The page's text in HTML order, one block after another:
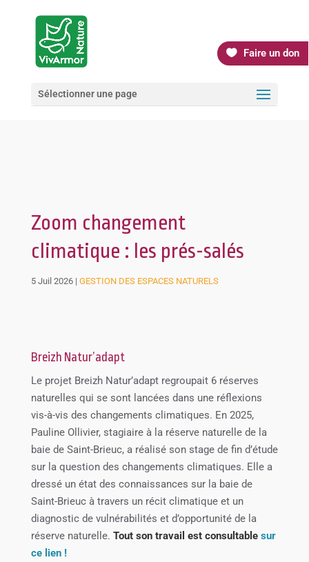
Faire un don
Sélectionner une page
Zoom changement
climatique : les prés-salés
5 Juil 2026| GESTION DES ESPACES NATURELS
Breizh Natur’adapt
Le projet Breizh Natur’adapt regroupait 6 réserves
naturelles qui se sont lancées dans une réflexions
vis-à-vis des changements climatiques. En 2025,
Pauline Ollivier, stagiaire à la réserve naturelle de la
baie de Saint-Brieuc, a réalisé son stage de fin d’étude
sur la question des changements climatiques. Elle a
dressé un état des connaissances sur la baie de
Saint-Brieuc à travers un récit climatique et un
diagnostic de vulnérabilités et d’opportunité de la
réserve naturelle. Tout son travail est consultablesur
ce lien !